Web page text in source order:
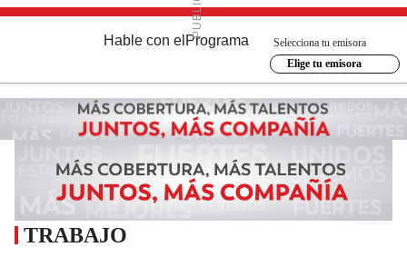
Hable con el Programa
Selecciona tu emisora
Elige tu emisora
TRABAJO